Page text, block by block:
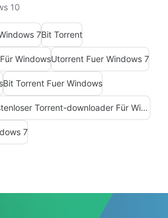
10
7Bit Torrent
WindowsUtorrent Fuer Windows 7
Bit Torrent Fuer Windows
Kostenloser Torrent-downloader Für Windows
7